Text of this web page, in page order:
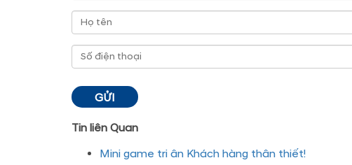
Tin liên Quan
Mini game tri ân Khách hàng thân thiết!